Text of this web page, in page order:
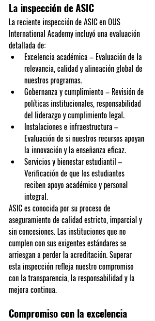
La inspección de ASIC
La reciente inspección de ASIC en OUS
International Academy incluyó una evaluación
detallada de:
Excelencia académica – Evaluación de la
relevancia, calidad y alineación global de
nuestros programas.
Gobernanza y cumplimiento – Revisión de
políticas institucionales, responsabilidad
del liderazgo y cumplimiento legal.
Instalaciones e infraestructura –
Evaluación de si nuestros recursos apoyan
la innovación y la enseñanza eficaz.
Servicios y bienestar estudiantil –
Verificación de que los estudiantes
reciben apoyo académico y personal
integral.
ASIC es conocida por su proceso de
aseguramiento de calidad estricto, imparcial y
sin concesiones. Las instituciones que no
cumplen con sus exigentes estándares se
arriesgan a perder la acreditación. Superar
esta inspección refleja nuestro compromiso
con la transparencia, la responsabilidad y la
mejora continua.
Compromiso con la excelencia